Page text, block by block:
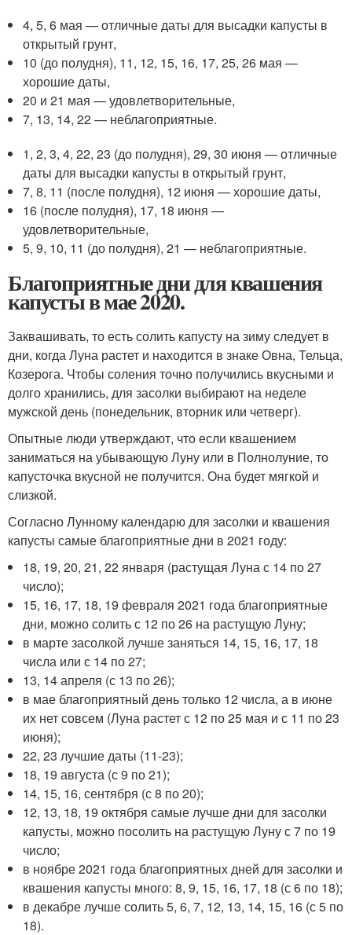
4, 5, 6 мая — отличные даты для высадки капусты в
открытый грунт,
10 (до полудня), 11, 12, 15, 16, 17, 25, 26 мая —
хорошие даты,
20 и 21 мая — удовлетворительные,
7, 13, 14, 22 — неблагоприятные.
1, 2, 3, 4, 22, 23 (до полудня), 29, 30 июня — отличные
даты для высадки капусты в открытый грунт,
7, 8, 11 (после полудня), 12 июня — хорошие даты,
16 (после полудня), 17, 18 июня —
удовлетворительные,
5, 9, 10, 11 (до полудня), 21 — неблагоприятные.
Благоприятные дни для квашения
капусты в мае 2020.
Заквашивать, то есть солить капусту на зиму следует в
дни, когда Луна растет и находится в знаке Овна, Тельца,
Козерога. Чтобы соления точно получились вкусными и
долго хранились, для засолки выбирают на неделе
мужской день (понедельник, вторник или четверг).
Опытные люди утверждают, что если квашением
заниматься на убывающую Луну или в Полнолуние, то
капусточка вкусной не получится. Она будет мягкой и
слизкой.
Согласно Лунному календарю для засолки и квашения
капусты самые благоприятные дни в 2021 году:
18, 19, 20, 21, 22 января (растущая Луна с 14 по 27
число);
15, 16, 17, 18, 19 февраля 2021 года благоприятные
дни, можно солить с 12 по 26 на растущую Луну;
в марте засолкой лучше заняться 14, 15, 16, 17, 18
числа или с 14 по 27;
13, 14 апреля (с 13 по 26);
в мае благоприятный день только 12 числа, а в июне
их нет совсем (Луна растет с 12 по 25 мая и с 11 по 23
июня);
22, 23 лучшие даты (11-23);
18, 19 августа (с 9 по 21);
14, 15, 16, сентября (с 8 по 20);
12, 13, 18, 19 октября самые лучше дни для засолки
капусты, можно посолить на растущую Луну с 7 по 19
число;
в ноябре 2021 года благоприятных дней для засолки и
квашения капусты много: 8, 9, 15, 16, 17, 18 (с 6 по 18);
в декабре лучше солить 5, 6, 7, 12, 13, 14, 15, 16 (с 5 по
18).